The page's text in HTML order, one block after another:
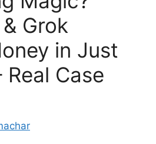
Grok
in Just
Real Case